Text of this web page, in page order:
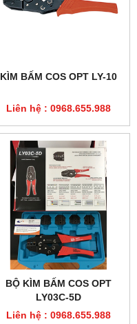
KÌM BẤM COS OPT LY-10
Liên hệ : 0968.655.988
BỘ KÌM BẤM COS OPT
LY03C-5D
Liên hệ : 0968.655.988